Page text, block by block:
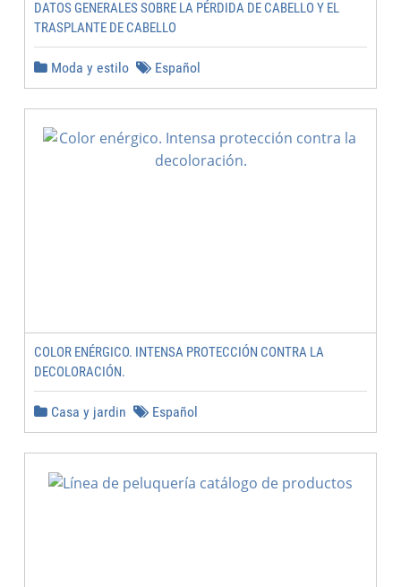
DATOS GENERALES SOBRE LA PÉRDIDA DE CABELLO Y EL
TRASPLANTE DE CABELLO
Moda y estilo Español
COLOR ENÉRGICO. INTENSA PROTECCIÓN CONTRA LA
DECOLORACIÓN.
Casa y jardin Español